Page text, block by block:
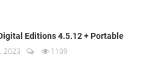
Editions 4.5.12 + Portable
2023 1109